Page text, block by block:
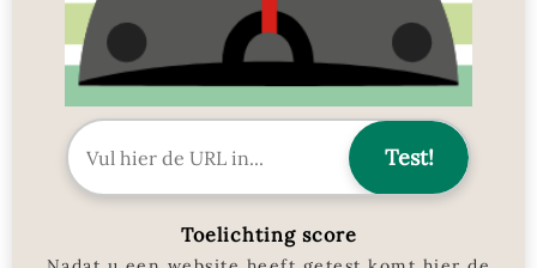
Toelichting score